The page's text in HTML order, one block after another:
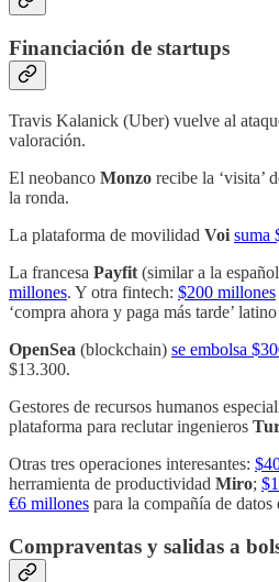
Financiación de startups
Travis Kalanick (Uber) vuelve al
valoración.
El neobanco Monzo recibe la ‘visita’
la ronda.
La plataforma de movilidad Voi suma
La francesa Payfit (similar a la
millones. Y otra fintech: $200 millones
‘compra ahora y paga más tarde’ latino
OpenSea (blockchain) se embolsa
$13.300.
Gestores de recursos humanos
plataforma para reclutar ingenieros
Otras tres operaciones interesantes:
herramienta de productividad Miro;
€6 millones para la compañía de datos
Compraventas y salidas a